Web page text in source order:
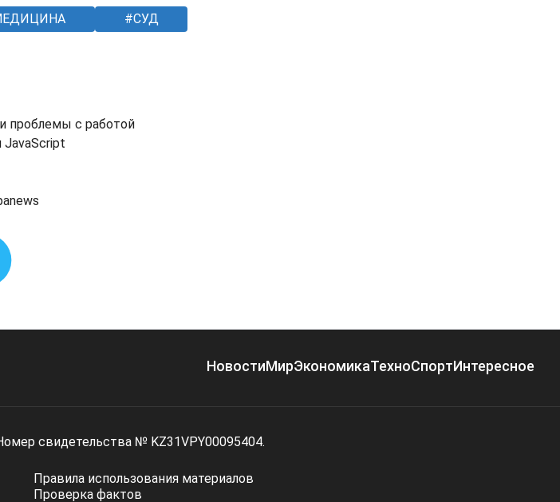
СУД
проблемы с работой
НовостиМирЭкономикаТехноСпортИнтересное
свидетельства № KZ31VPY00095404.
Правила использования материалов
Проверка фактов